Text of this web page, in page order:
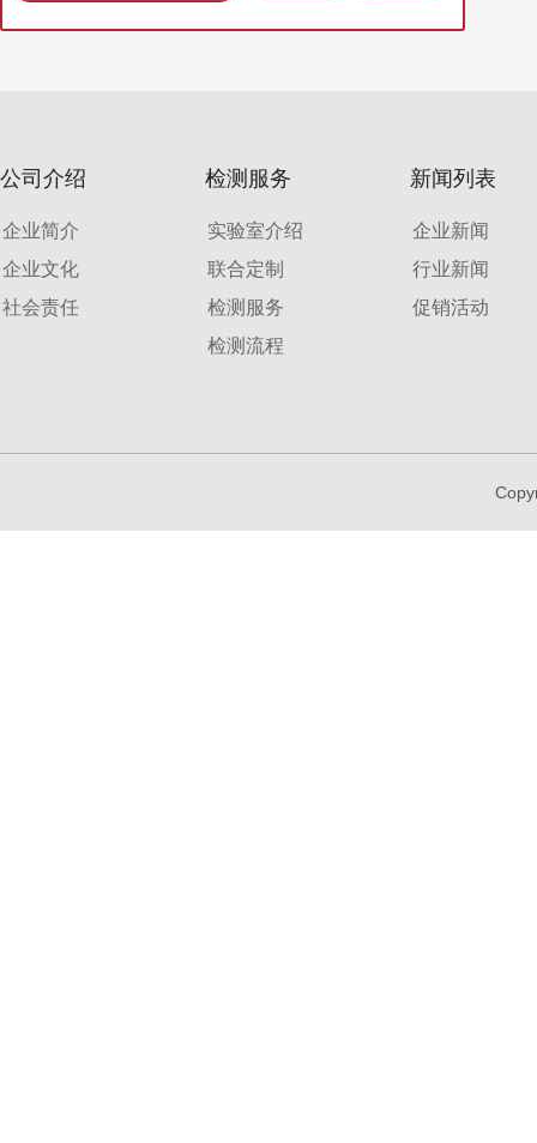
公司介绍
企业简介
企业文化
社会责任
检测服务
实验室介绍
联合定制
检测服务
检测流程
新闻列表
企业新闻
行业新闻
促销活动